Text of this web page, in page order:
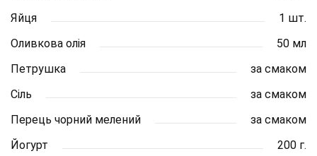
Яйця
1 шт.
Оливкова олія
50 мл
Петрушка
за смаком
Сіль
за смаком
Перець чорний мелений
за смаком
Йогурт
200 г.